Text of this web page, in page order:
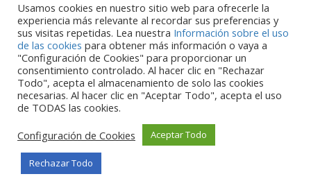
Financiado por la Unión Europea – NextGenerationEU. Sin
embargo, los puntos de vista y las
opiniones expresadas son únicamente los del autor o autores y
no reflejan necesariamente los de
la Unión Europea o la Comisión Europea. Ni la Unión Europea ni
la Comisión Europea pueden ser
consideradas responsables de las mismas.
Usamos cookies en nuestro sitio web para ofrecerle la
experiencia más relevante al recordar sus preferencias y
sus visitas repetidas. Lea nuestra Información sobre el uso
de las cookies para obtener más información o vaya a
"Configuración de Cookies" para proporcionar un
consentimiento controlado. Al hacer clic en "Rechazar
Todo", acepta el almacenamiento de solo las cookies
necesarias. Al hacer clic en "Aceptar Todo", acepta el uso
de TODAS las cookies.
Configuración de Cookies
Aceptar Todo
Rechazar Todo